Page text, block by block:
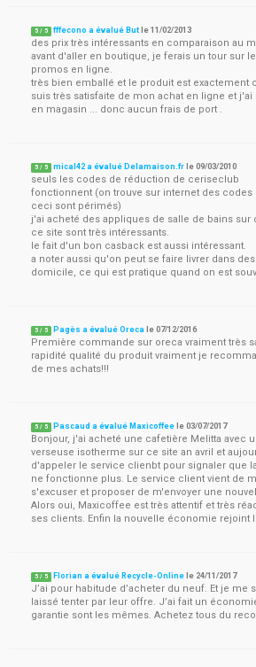
5 / 5 fffecono a évalué But le11/02/2013
des prix très intéressants en comparaison au
avant d'aller en boutique, je ferais un tour sur
promos en ligne.
très bien emballé et le produit est exactement
suis très satisfaite de mon achat en ligne et
en magasin ... donc aucun frais de port .
5 / 5 mical42 a évalué Delamaison.fr le09/03/2010
seuls les codes de réduction de ceriseclub
fonctionnent (on trouve sur internet des codes
ceci sont périmés)
j'ai acheté des appliques de salle de bains sur
ce site sont très intéressants.
le fait d'un bon casback est aussi intéressant.
a noter aussi qu'on peut se faire livrer dans
domicile, ce qui est pratique quand on est
5 / 5 Pagès a évalué Oreca le07/12/2016
Première commande sur oreca vraiment très
rapidité qualité du produit vraiment je
de mes achats!!!
5 / 5 Pascaud a évalué Maxicoffee le03/07/2017
Bonjour, j'ai acheté une cafetière Melitta avec
verseuse isotherme sur ce site an avril et
d'appeler le service clienbt pour signaler que
ne fonctionne plus. Le service client vient de
s'excuser et proposer de m'envoyer une
Alors oui, Maxicoffee est très attentif et très
ses clients. Enfin la nouvelle économie rejoint
5 / 5 Florian a évalué Recycle-Online le 24/11/2017
J’ai pour habitude d’acheter du neuf. Et je me
laissé tenter par leur offre. J’ai fait un
garantie sont les mêmes. Achetez tous du